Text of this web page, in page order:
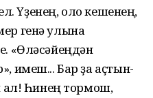
Үҙенең, оло кешенең,
генә улына
«Өләсәйең­дән
имеш... Бар ҙа аҫтын-
ал! Һинең тормош,